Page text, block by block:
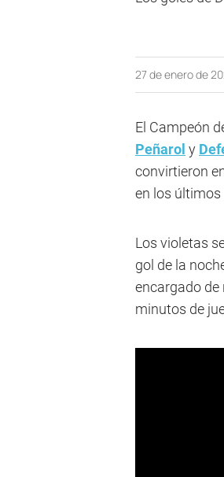
27 de enero de
El Campeón
Peñarol y
convirtieron
en los
Los violetas
gol de la
encargado de
minutos de